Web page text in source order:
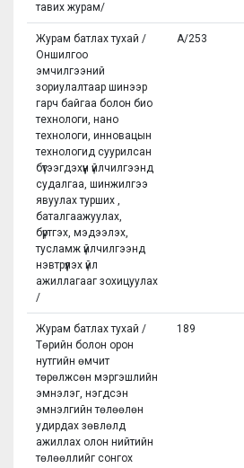
тавих журам/
Журам батлах тухай /
Оншилгоо
эмчилгээний
зориулалтаар шинээр
гарч байгаа болон био
технологи, нано
технологи, инновацын
технологид суурилсан
бүтээгдэхүүн үйлчилгээнд
судалгаа, шинжилгээ
явуулах турших ,
баталгаажуулах,
бүртгэх, мэдээлэх,
тусламж үйлчилгээнд
нэвтрүүлэх үйл
ажиллагааг зохицуулах
/
А/253
Журам батлах тухай /
Төрийн болон орон
нутгийн өмчит
төрөлжсөн мэргэшлийн
эмнэлэг, нэгдсэн
эмнэлгийн төлөөлөн
удирдах зөвлөлд
ажиллах олон нийтийн
төлөөллийг сонгох
189